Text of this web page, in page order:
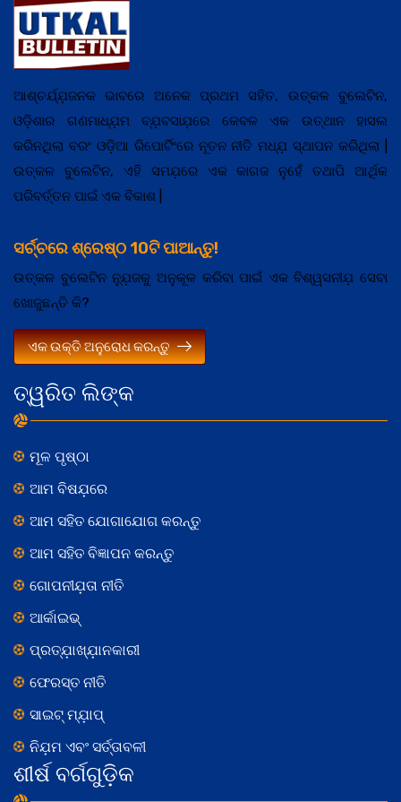
ତ୍ୱରିତ ଲିଙ୍କ
ମୂଳ ପୃଷ୍ଠା
ଆମ ବିଷଯ଼ରେ
ଆମ ସହିତ ଯୋଗାଯୋଗ କରନ୍ତୁ
ଆମ ସହିତ ବିଜ୍ଞାପନ କରନ୍ତୁ
ଗୋପନୀଯ଼ତା ନୀତି
ଆର୍କାଇଭ୍
ପ୍ରତ୍ଯ଼ାଖ୍ଯ଼ାନକାରୀ
ଫେରସ୍ତ ନୀତି
ସାଇଟ୍ ମ୍ଯ଼ାପ୍
ନିଯ଼ମ ଏବଂ ସର୍ତ୍ତାବଳୀ
ଶୀର୍ଷ ବର୍ଗଗୁଡ଼ିକ
ଆଶ୍ଚର୍ଯ୍ଯ଼ଜନକ ଭାବରେ ଅନେକ ପ୍ରଥମ ସହିତ, ଉତ୍କଳ ବୁଲେଟିନ,
ଓଡ଼ିଶାର ଗଣମାଧ୍ଯ଼ମ ବ୍ଯ଼ବସାଯ଼ରେ କେବଳ ଏକ ଉତ୍ଥାନ ହାସଲ
କରିନଥିଲା ବରଂ ଓଡ଼ିଆ ରିପୋର୍ଟିଂରେ ନୂତନ ନୀତି ମଧ୍ଯ଼ ସ୍ଥାପନ କରିଥିଲା |
ଉତ୍କଳ ବୁଲେଟିନ, ଏହି ସମଯ଼ରେ ଏକ କାଗଜ ନୁହେଁ ତଥାପି ଆର୍ଥିକ
ପରିବର୍ତ୍ତନ ପାଇଁ ଏକ ବିକାଶ |
ସର୍ଚ୍ଚରେ ଶ୍ରେଷ୍ଠ 10ଟି ପାଆନ୍ତୁ!
ଉତ୍କଳ ବୁଲେଟିନ ନ୍ଯ଼ୁଜକୁ ଅନୁକୂଳ କରିବା ପାଇଁ ଏକ ବିଶ୍ୱସନୀଯ଼ ସେବା
ଖୋଜୁଛନ୍ତି କି?
ଏକ ଉକ୍ତି ଅନୁରୋଧ କରନ୍ତୁ